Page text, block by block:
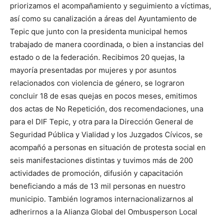
priorizamos el acompañamiento y seguimiento a víctimas,
así como su canalización a áreas del Ayuntamiento de
Tepic que junto con la presidenta municipal hemos
trabajado de manera coordinada, o bien a instancias del
estado o de la federación. Recibimos 20 quejas, la
mayoría presentadas por mujeres y por asuntos
relacionados con violencia de género, se lograron
concluir 18 de esas quejas en pocos meses, emitimos
dos actas de No Repetición, dos recomendaciones, una
para el DIF Tepic, y otra para la Dirección General de
Seguridad Pública y Vialidad y los Juzgados Cívicos, se
acompañó a personas en situación de protesta social en
seis manifestaciones distintas y tuvimos más de 200
actividades de promoción, difusión y capacitación
beneficiando a más de 13 mil personas en nuestro
municipio. También logramos internacionalizarnos al
adherirnos a la Alianza Global del Ombusperson Local